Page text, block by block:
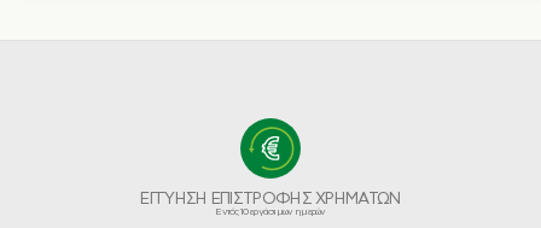
ΕΓΓΥΗΣΗ ΕΠΙΣΤΡΟΦΗΣ ΧΡΗΜΑΤΩΝ
Εντός 10 εργάσιμων ημερών